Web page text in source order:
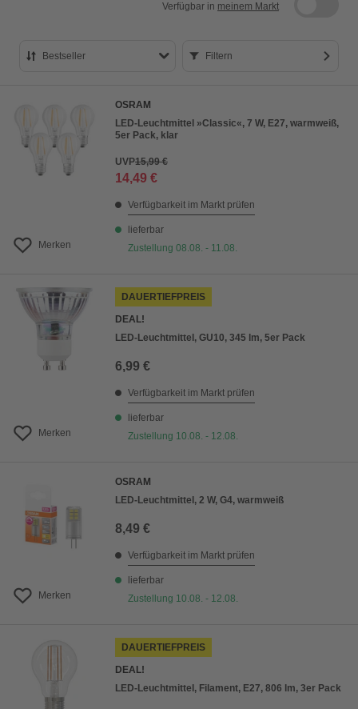
Verfügbar in meinem Markt
Bestseller
Preis aufsteigend
Preis absteigend
Bewertung
Filtern
Merken
OSRAM
LED-Leuchtmittel »Classic«, 7 W, E27, warmweiß,
5er Pack, klar
UVP15,99 €
14,49 €
Verfügbarkeit im Markt prüfen
lieferbar
Zustellung 08.08. - 11.08.
Merken
DAUERTIEFPREIS
DEAL!
LED-Leuchtmittel, GU10, 345 lm, 5er Pack
6,99 €
Verfügbarkeit im Markt prüfen
lieferbar
Zustellung 10.08. - 12.08.
Merken
OSRAM
LED-Leuchtmittel, 2 W, G4, warmweiß
8,49 €
Verfügbarkeit im Markt prüfen
lieferbar
Zustellung 10.08. - 12.08.
DAUERTIEFPREIS
DEAL!
LED-Leuchtmittel, Filament, E27, 806 lm, 3er Pack